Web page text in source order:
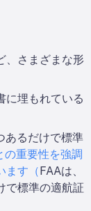
、さまざまな形
に埋もれている
あるだけで標準
の重要性を強調
ます（ FAAは、
で標準の適航証